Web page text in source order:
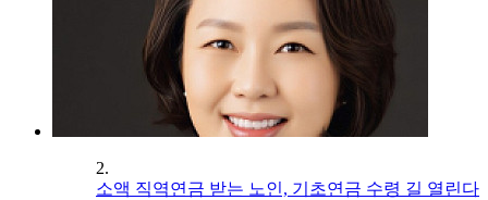
2.
소액 직역연금 받는 노인, 기초연금 수령 길 열린다